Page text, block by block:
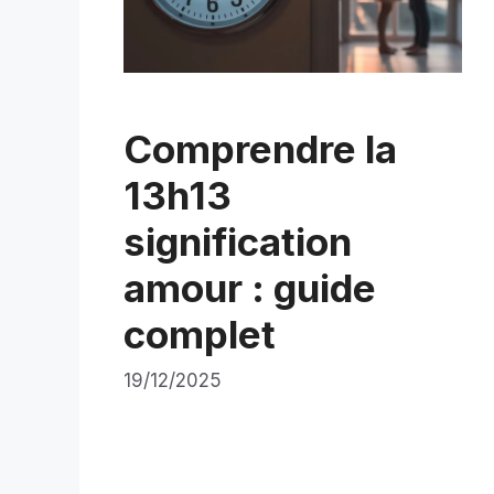
Comprendre la
13h13
signification
amour : guide
complet
19/12/2025